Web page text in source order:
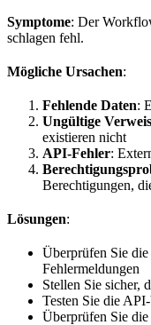
Symptome: Der
schlagen fehl.
Mögliche Ursachen:
Fehlende Daten:
Ungültige
existieren nicht
API-Fehler:
Berechtigungen,
Lösungen:
Überprüfen Sie
Fehlermeldungen
Stellen Sie sicher,
Testen Sie die
Überprüfen Sie